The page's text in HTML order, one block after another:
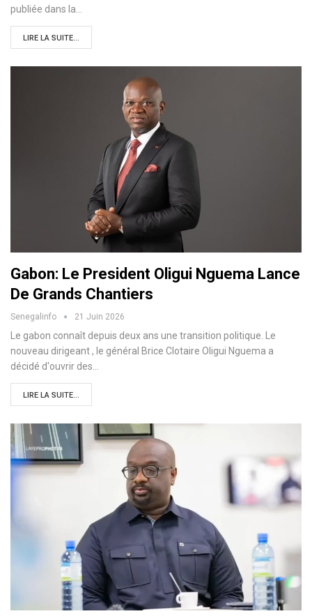
publiée dans la…
LIRE LA SUITE...
Gabon: Le President Oligui Nguema Lance
De Grands Chantiers
Senegalinfo 21 Juin 2026
Le gabon connaît depuis deux ans une transition politique. Le
nouveau dirigeant , le général Brice Clotaire Oligui Nguema a
décidé d'ouvrir des…
LIRE LA SUITE...